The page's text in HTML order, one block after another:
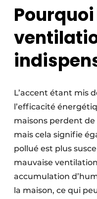
L’accent étant mis
l’efficacité
maisons perdent
mais cela signifie
pollué est plus
mauvaise
accumulation
la maison, ce qui